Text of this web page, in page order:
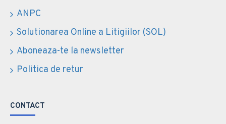
ANPC
Solutionarea Online a Litigiilor (SOL)
Aboneaza-te la newsletter
Politica de retur
CONTACT